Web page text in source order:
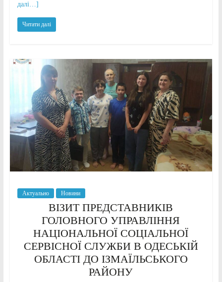
далі…]
Читати далі
Актуально Новини
ВІЗИТ ПРЕДСТАВНИКІВ
ГОЛОВНОГО УПРАВЛІННЯ
НАЦІОНАЛЬНОЇ СОЦІАЛЬНОЇ
СЕРВІСНОЇ СЛУЖБИ В ОДЕСЬКІЙ
ОБЛАСТІ ДО ІЗМАЇЛЬСЬКОГО
РАЙОНУ